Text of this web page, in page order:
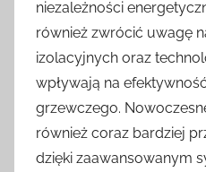
niezależności
również zwrócić uwagę
izolacyjnych oraz
wpływają na
grzewczego.
również coraz bardziej
dzięki zaawansowanym